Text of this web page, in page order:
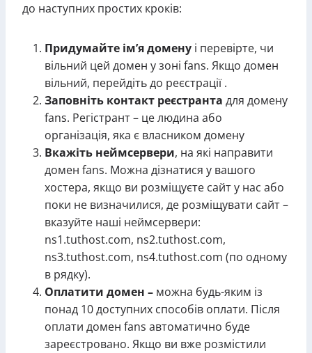
до наступних простих кроків:
Придумайте ім’я домену і перевірте, чи
вільний цей домен у зоні fans. Якщо домен
вільний, перейдіть до реєстрації .
Заповніть контакт реєстранта для домену
fans. Регістрант – це людина або
організація, яка є власником домену
Вкажіть неймсервери, на які направити
домен fans. Можна дізнатися у вашого
хостера, якщо ви розміщуєте сайт у нас або
поки не визначилися, де розміщувати сайт –
вказуйте наші неймсервери:
ns1.tuthost.com, ns2.tuthost.com,
ns3.tuthost.com, ns4.tuthost.com (по одному
в рядку).
Оплатити домен – можна будь-яким із
понад 10 доступних способів оплати. Після
оплати домен fans автоматично буде
зареєстровано. Якщо ви вже розмістили